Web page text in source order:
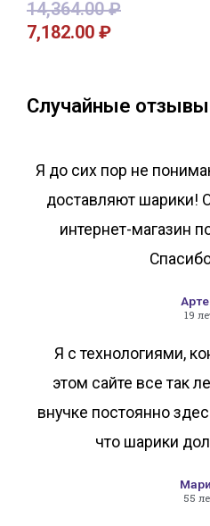
14,364.00₽
7,182.00 ₽
Случайные отзывы
Я до сих пор не
доставляют шарики!
интернет-магазин
19
Я с технологиями,
этом сайте все так
внучке постоянно
что шарики
55